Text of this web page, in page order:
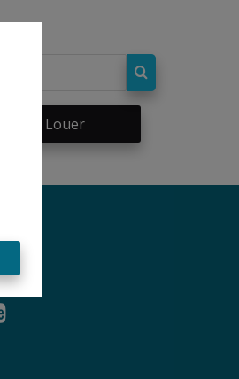
À Louer